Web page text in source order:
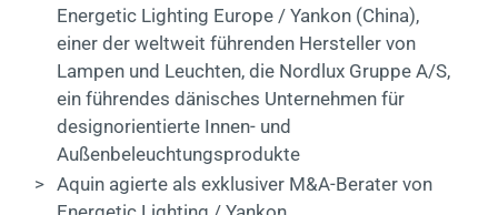
Energetic Lighting Europe / Yankon (China),
einer der weltweit führenden Hersteller von
Lampen und Leuchten, die Nordlux Gruppe A/S,
ein führendes dänisches Unternehmen für
designorientierte Innen- und
Außenbeleuchtungsprodukte
> Aquin agierte als exklusiver M&A-Berater von